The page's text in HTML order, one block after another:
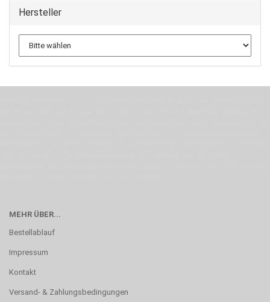
Hersteller
MEHR ÜBER...
Bestellablauf
Impressum
Kontakt
Versand- & Zahlungsbedingungen